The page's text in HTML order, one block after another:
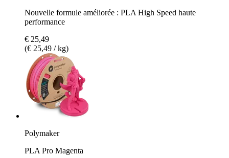
Nouvelle formule améliorée : PLA High Speed haute
performance
€ 25,49
(€ 25,49 / kg)
Polymaker
PLA Pro Magenta